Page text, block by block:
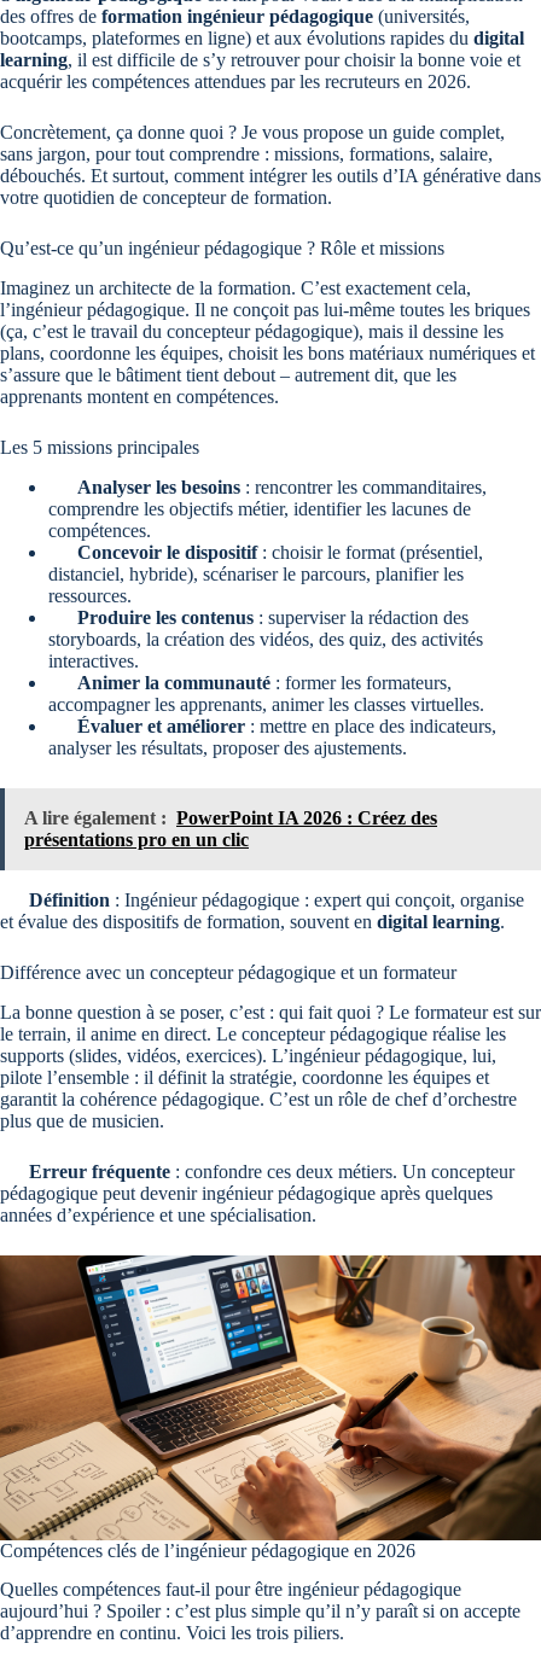
des offres de formation ingénieur pédagogique (universités,
bootcamps, plateformes en ligne) et aux évolutions rapides du digital
learning, il est difficile de s’y retrouver pour choisir la bonne voie et
acquérir les compétences attendues par les recruteurs en 2026.
Concrètement, ça donne quoi ? Je vous propose un guide complet,
sans jargon, pour tout comprendre : missions, formations, salaire,
débouchés. Et surtout, comment intégrer les outils d’IA générative dans
votre quotidien de concepteur de formation.
Qu’est-ce qu’un ingénieur pédagogique ? Rôle et missions
Imaginez un architecte de la formation. C’est exactement cela,
l’ingénieur pédagogique. Il ne conçoit pas lui-même toutes les briques
(ça, c’est le travail du concepteur pédagogique), mais il dessine les
plans, coordonne les équipes, choisit les bons matériaux numériques et
s’assure que le bâtiment tient debout – autrement dit, que les
apprenants montent en compétences.
Les 5 missions principales
Analyser les besoins : rencontrer les commanditaires,
comprendre les objectifs métier, identifier les lacunes de
compétences.
Concevoir le dispositif: choisir le format (présentiel,
distanciel, hybride), scénariser le parcours, planifier les
ressources.
Produire les contenus : superviser la rédaction des
storyboards, la création des vidéos, des quiz, des activités
interactives.
Animer la communauté : former les formateurs,
accompagner les apprenants, animer les classes virtuelles.
Évaluer et améliorer : mettre en place des indicateurs,
analyser les résultats, proposer des ajustements.
A lire également : PowerPoint IA 2026 : Créez des
présentations pro en un clic
Définition : Ingénieur pédagogique : expert qui conçoit, organise
et évalue des dispositifs de formation, souvent en digital learning.
Différence avec un concepteur pédagogique et un formateur
La bonne question à se poser, c’est : qui fait quoi ? Le formateur est sur
le terrain, il anime en direct. Le concepteur pédagogique réalise les
supports (slides, vidéos, exercices). L’ingénieur pédagogique, lui,
pilote l’ensemble : il définit la stratégie, coordonne les équipes et
garantit la cohérence pédagogique. C’est un rôle de chef d’orchestre
plus que de musicien.
Erreur fréquente : confondre ces deux métiers. Un concepteur
pédagogique peut devenir ingénieur pédagogique après quelques
années d’expérience et une spécialisation.
Compétences clés de l’ingénieur pédagogique en 2026
Quelles compétences faut-il pour être ingénieur pédagogique
aujourd’hui ? Spoiler : c’est plus simple qu’il n’y paraît si on accepte
d’apprendre en continu. Voici les trois piliers.